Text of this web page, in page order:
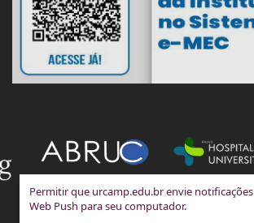
Permitir que urcamp.edu.br envie notificações
Web Push para seu computador.